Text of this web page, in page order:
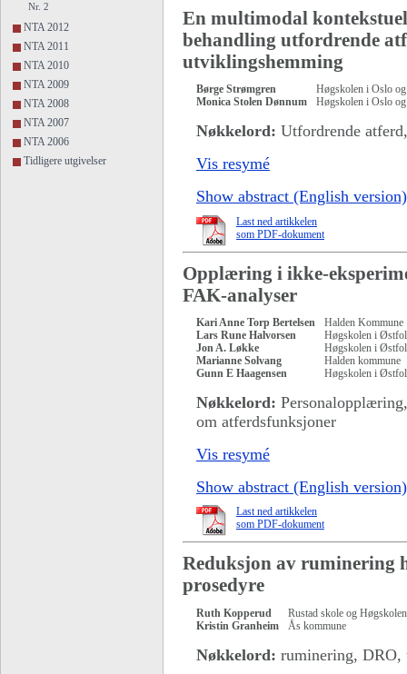
Nr. 2
NTA 2012
NTA 2011
NTA 2010
NTA 2009
NTA 2008
NTA 2007
NTA 2006
Tidligere utgivelser
En multimodal
behandling utfordrende
utviklingshemming
Børge Strømgren
Høgskolen i Oslo
Monica Stolen Dønnum
Høgskolen i Oslo
Nøkkelord: Utfordrende
Vis resymé
Show abstract (English version)
Last ned artikkelen
som PDF-dokument
Opplæring i ikke-
FAK-analyser
Kari Anne Torp Bertelsen
Halden Kommune
Lars Rune Halvorsen
Høgskolen i
Jon A. Løkke
Høgskolen i
Marianne Solvang
Halden kommune
Gunn E Haagensen
Høgskolen i
Nøkkelord:
om atferdsfunksjoner
Vis resymé
Show abstract (English version)
Last ned artikkelen
som PDF-dokument
Reduksjon av ruminering
prosedyre
Ruth Kopperud
Rustad skole og
Kristin Granheim
Ås kommune
Nøkkelord: ruminering, DRO,